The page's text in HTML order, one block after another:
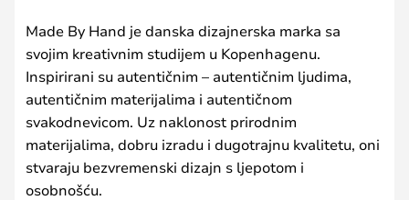
Made By Hand je danska dizajnerska marka sa
svojim kreativnim studijem u Kopenhagenu.
Inspirirani su autentičnim – autentičnim ljudima,
autentičnim materijalima i autentičnom
svakodnevicom. Uz naklonost prirodnim
materijalima, dobru izradu i dugotrajnu kvalitetu, oni
stvaraju bezvremenski dizajn s ljepotom i
osobnošću.